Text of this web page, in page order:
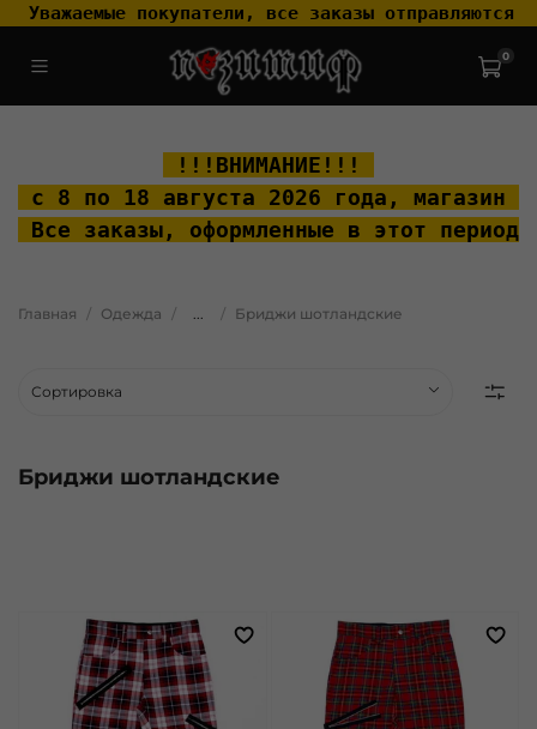
Уважаемые покупатели, все заказы отправляются
0
!!!ВНИМАНИЕ!!!
с 8 по 18 августа 2026 года, магазин
Все заказы, оформленные в этот
Главная Одежда Бриджи шотландские
Бриджи шотландские